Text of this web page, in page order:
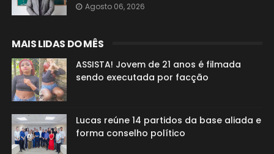
Agosto 06, 2026
MAIS LIDAS DO MÊS
ASSISTA! Jovem de 21 anos é filmada
sendo executada por facção
Lucas reúne 14 partidos da base aliada e
forma conselho político